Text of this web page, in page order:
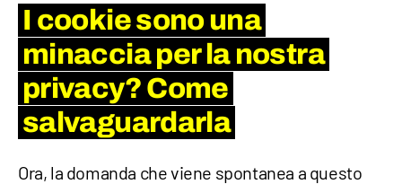
I cookie sono una
minaccia per la nostra
privacy? Come
salvaguardarla
Ora, la domanda che viene spontanea a questo